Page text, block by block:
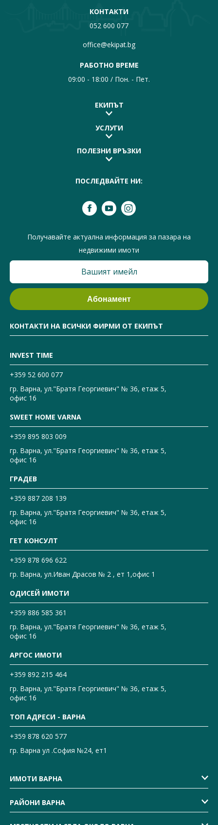
КОНТАКТИ
052 600 077
office@ekipat.bg
РАБОТНО ВРЕМЕ
09:00 - 18:00 / Пон. - Пет.
ЕКИПЪТ
УСЛУГИ
ПОЛЕЗНИ ВРЪЗКИ
ПОСЛЕДВАЙТЕ НИ:
Получавайте актуална информация за пазара на
недвижими имоти
КОНТАКТИ НА ВСИЧКИ ФИРМИ ОТ ЕКИПЪТ
INVEST TIME
+359 52 600 077
гр. Варна, ул."Братя Георгиевич" № 36, етаж 5,
офис 16
SWEET HOME VARNA
+359 895 803 009
гр. Варна, ул."Братя Георгиевич" № 36, етаж 5,
офис 16
ГРАДЕВ
+359 887 208 139
гр. Варна, ул."Братя Георгиевич" № 36, етаж 5,
офис 16
ГЕТ КОНСУЛТ
+359 878 696 622
гр. Варна, ул.Иван Драсов № 2 , ет 1,офис 1
ОДИСЕЙ ИМОТИ
+359 886 585 361
гр. Варна, ул."Братя Георгиевич" № 36, етаж 5,
офис 16
АРГОС ИМОТИ
+359 892 215 464
гр. Варна, ул."Братя Георгиевич" № 36, етаж 5,
офис 16
ТОП АДРЕСИ - ВАРНА
+359 878 620 577
гр. Варна ул .София №24, ет1
ИМОТИ ВАРНА
РАЙОНИ ВАРНА